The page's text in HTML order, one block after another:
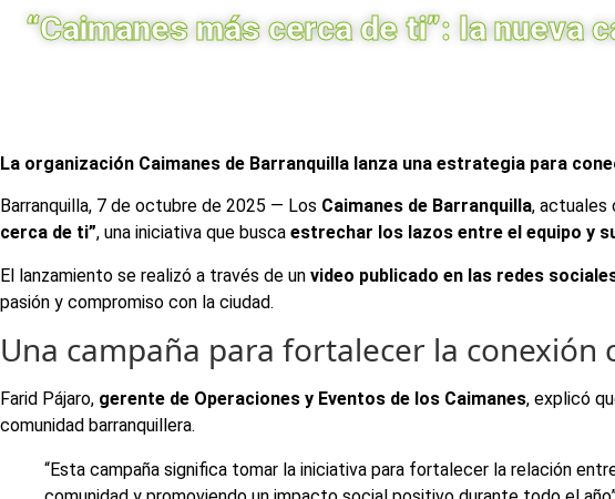
“Caimanes más cerca de ti”: la
La organización Caimanes de Barranquilla lanza una estrategia para
Barranquilla, 7 de octubre de 2025 — Los Caimanes de Barranquilla, actuales
cerca de ti”, una iniciativa que busca estrechar los lazos entre el equipo y
El lanzamiento se realizó a través de un video publicado en las redes
pasión y compromiso con la ciudad.
Una campaña para fortalecer la conexión
Farid Pájaro, gerente de Operaciones y Eventos de los Caimanes, explicó
comunidad barranquillera.
“Esta campaña significa tomar la iniciativa para fortalecer la relación